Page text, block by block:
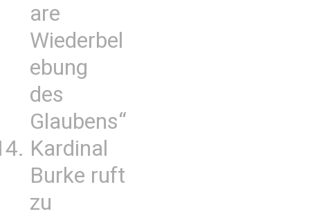
are
Wiederbel
ebung
des
Glaubens“
Kardinal
Burke ruft
zu